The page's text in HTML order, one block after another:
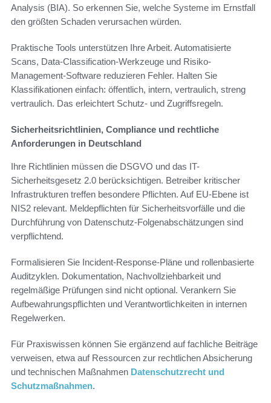
Analysis (BIA). So erkennen Sie, welche Systeme im Ernstfall
den größten Schaden verursachen würden.
Praktische Tools unterstützen Ihre Arbeit. Automatisierte
Scans, Data-Classification-Werkzeuge und Risiko-
Management-Software reduzieren Fehler. Halten Sie
Klassifikationen einfach: öffentlich, intern, vertraulich, streng
vertraulich. Das erleichtert Schutz- und Zugriffsregeln.
Sicherheitsrichtlinien, Compliance und rechtliche
Anforderungen in Deutschland
Ihre Richtlinien müssen die DSGVO und das IT-
Sicherheitsgesetz 2.0 berücksichtigen. Betreiber kritischer
Infrastrukturen treffen besondere Pflichten. Auf EU-Ebene ist
NIS2 relevant. Meldepflichten für Sicherheitsvorfälle und die
Durchführung von Datenschutz-Folgenabschätzungen sind
verpflichtend.
Formalisieren Sie Incident-Response-Pläne und rollenbasierte
Auditzyklen. Dokumentation, Nachvollziehbarkeit und
regelmäßige Prüfungen sind nicht optional. Verankern Sie
Aufbewahrungspflichten und Verantwortlichkeiten in internen
Regelwerken.
Für Praxiswissen können Sie ergänzend auf fachliche Beiträge
verweisen, etwa auf Ressourcen zur rechtlichen Absicherung
und technischen Maßnahmen Datenschutzrecht und
Schutzmaßnahmen.